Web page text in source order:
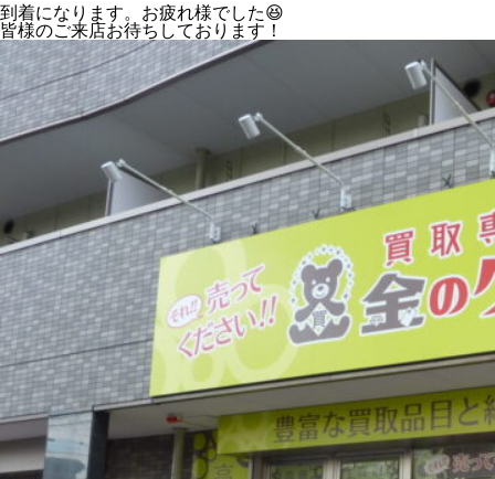
到着になります。お疲れ様でした😆
皆様のご来店お待ちしております！